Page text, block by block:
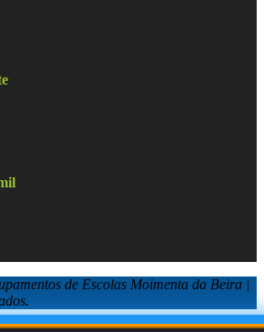
de Escolas Moimenta da Beira |